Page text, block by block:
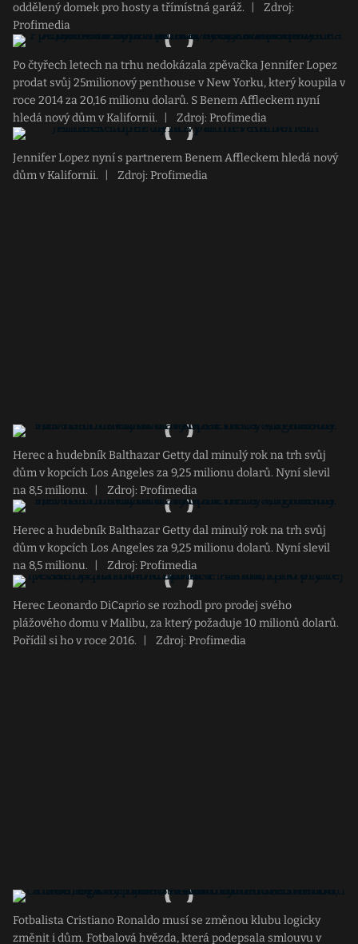
oddělený domek pro hosty a třímístná garáž.
Zdroj:
Profimedia
Po čtyřech letech na trhu nedokázala zpěvačka Jennifer Lopez
prodat svůj 25milionový penthouse v New Yorku, který koupila v
roce 2014 za 20,16 milionu dolarů. S Benem Affleckem nyní
hledá nový dům v Kalifornii.
Zdroj: Profimedia
Jennifer Lopez nyní s partnerem Benem Affleckem hledá nový
dům v Kalifornii.
Zdroj: Profimedia
Herec a hudebník Balthazar Getty dal minulý rok na trh svůj
dům v kopcích Los Angeles za 9,25 milionu dolarů. Nyní slevil
na 8,5 milionu.
Zdroj: Profimedia
Herec a hudebník Balthazar Getty dal minulý rok na trh svůj
dům v kopcích Los Angeles za 9,25 milionu dolarů. Nyní slevil
na 8,5 milionu.
Zdroj: Profimedia
Herec Leonardo DiCaprio se rozhodl pro prodej svého
plážového domu v Malibu, za který požaduje 10 milionů dolarů.
Pořídil si ho v roce 2016.
Zdroj: Profimedia
Fotbalista Cristiano Ronaldo musí se změnou klubu logicky
změnit i dům. Fotbalová hvězda, která podepsala smlouvu v